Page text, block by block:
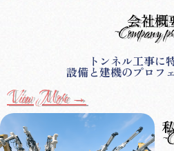
会社概
~Company
トンネル工事に
設備と建機のプロフ
View More →